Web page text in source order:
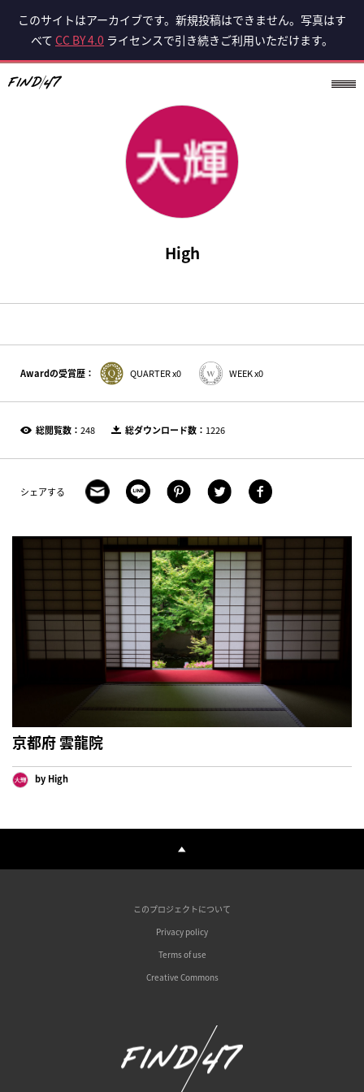
このサイトはアーカイブです。新規投稿はできません。写真はす
べて CC BY 4.0 ライセンスで引き続きご利用いただけます。
High
Awardの受賞歴： QUARTER x0 WEEK x0
総閲覧数： 248 総ダウンロード数： 1226
シェアする
京都府 雲龍院
by High
このプロジェクトについて
Privacy policy
Terms of use
Creative Commons